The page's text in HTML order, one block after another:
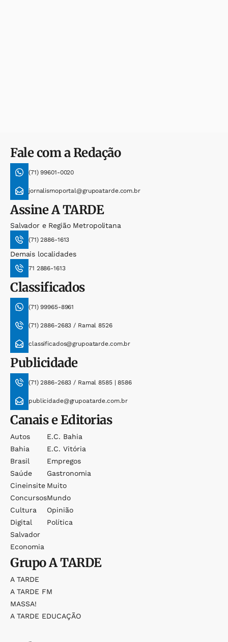
Fale com a Redação
(71) 99601-0020
jornalismoportal@grupoatarde.com.br
AssineA TARDE
Salvador e Região Metropolitana
(71) 2886-1613
Demais localidades
71 2886-1613
Classificados
(71) 99965-8961
(71) 2886-2683 / Ramal 8526
classificados@grupoatarde.com.br
Publicidade
(71) 2886-2683 / Ramal 8585 | 8586
publicidade@grupoatarde.com.br
Canais e Editorias
Autos
Bahia
Brasil
Saúde
Cineinsite
Concursos
Cultura
Digital
Salvador
Economia
E.c. Bahia
E.c. Vitória
Empregos
Gastronomia
Muito
Mundo
Opinião
Política
GrupoA TARDE
A TARDE
A TARDE FM
MASSA!
A TARDE EDUCAÇÃO